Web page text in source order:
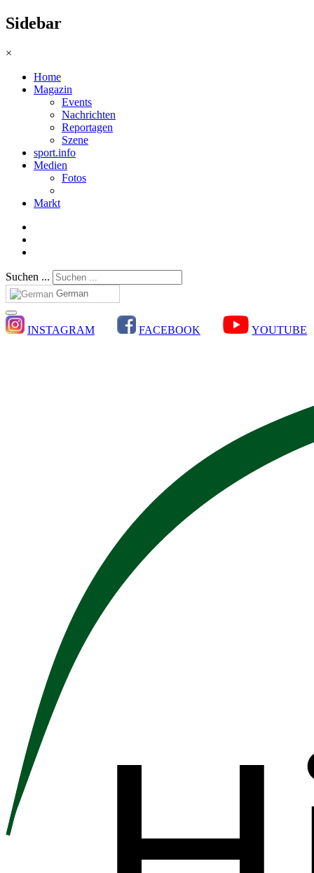
Sidebar
×
Home
Magazin
Events
Nachrichten
Reportagen
Szene
sport.info
Medien
Fotos
Markt
Suchen ...
German
INSTAGRAM FACEBOOK YOUTUBE